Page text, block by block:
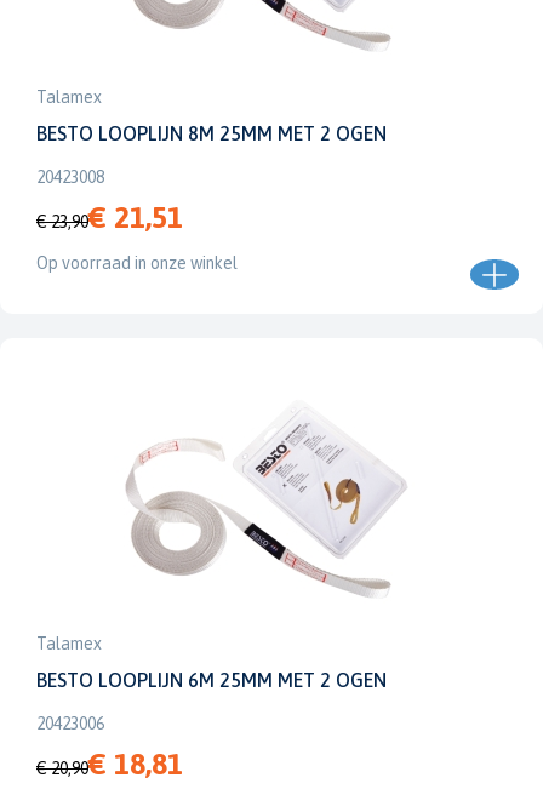
Talamex
BESTO LOOPLIJN 8M 25MM MET 2 OGEN
20423008
€ 23,90€ 21,51
Op voorraad in onze winkel
Talamex
BESTO LOOPLIJN 6M 25MM MET 2 OGEN
20423006
€ 20,90€ 18,81